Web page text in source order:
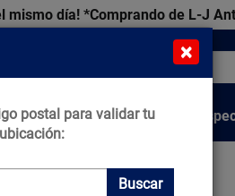
mismo día! *Comprando de L-J
que Construyen Venta
×
postal para validar tu
ubicación:
Buscar